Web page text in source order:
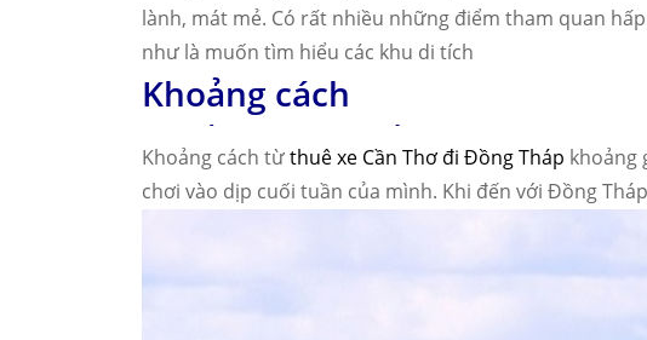
lành, mát mẻ. Có rất nhiều những điểm tham quan
như là muốn tìm hiểu các khu di tích
Khoảng cách
từ Cần Thơ đi Đồng Tháp
bao nhiêu km ?
Khoảng cách từthuê xe Cần Thơ đi Đồng Tháp khoảng
chơi vào dịp cuối tuần của mình. Khi đến với Đồng